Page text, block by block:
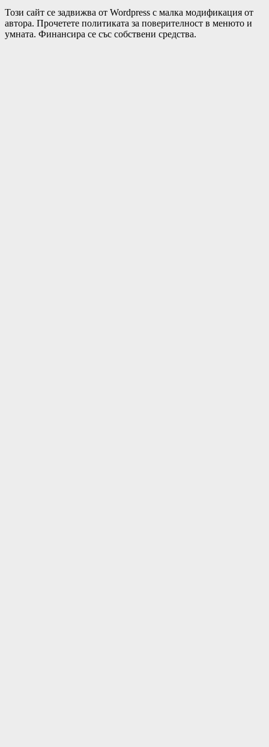
Този сайт се задвижва от Wordpress с малка модификация от
автора. Прочетете политиката за поверителност в менюто и
умната. Финансира се със собствени средства.